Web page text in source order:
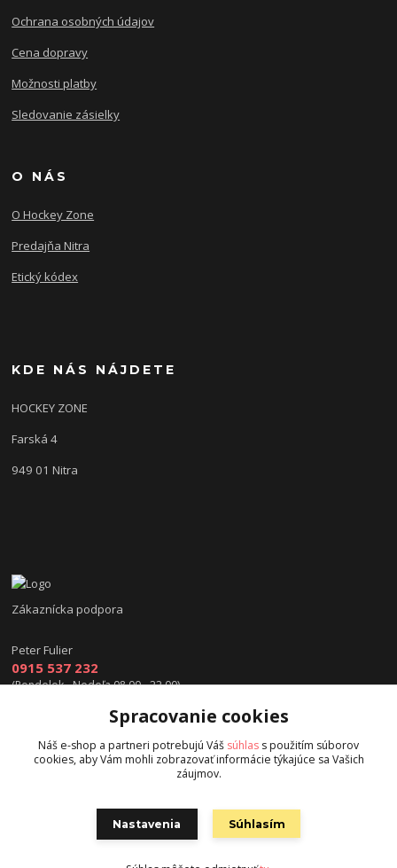
Ochrana osobných údajov
Cena dopravy
Možnosti platby
Sledovanie zásielky
O NÁS
O Hockey Zone
Predajňa Nitra
Etický kódex
KDE NÁS NÁJDETE
HOCKEY ZONE
Farská 4
949 01 Nitra
Zákaznícka podpora
Peter Fulier
0915 537 232
(Pondelok - Nedeľa 08.00 - 22.00)
info@hokejexpert.sk
Spracovanie cookies
Náš e-shop a partneri potrebujú Váš súhlas s použitím súborov
cookies, aby Vám mohli zobrazovať informácie týkajúce sa Vašich
záujmov.
Nastavenia Súhlasím